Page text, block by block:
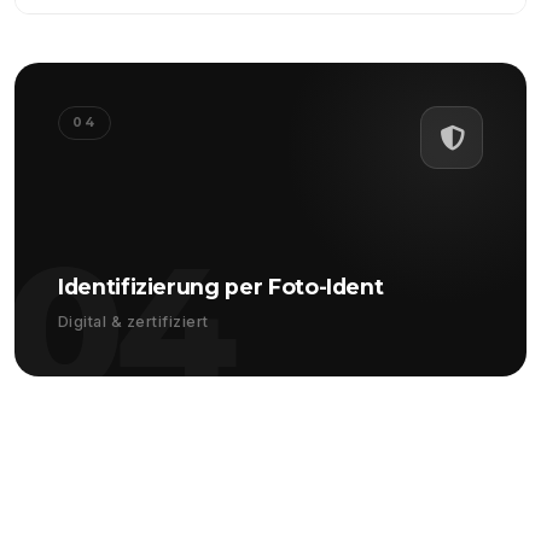
04
04
Identifizierung per Foto-Ident
Digital & zertifiziert